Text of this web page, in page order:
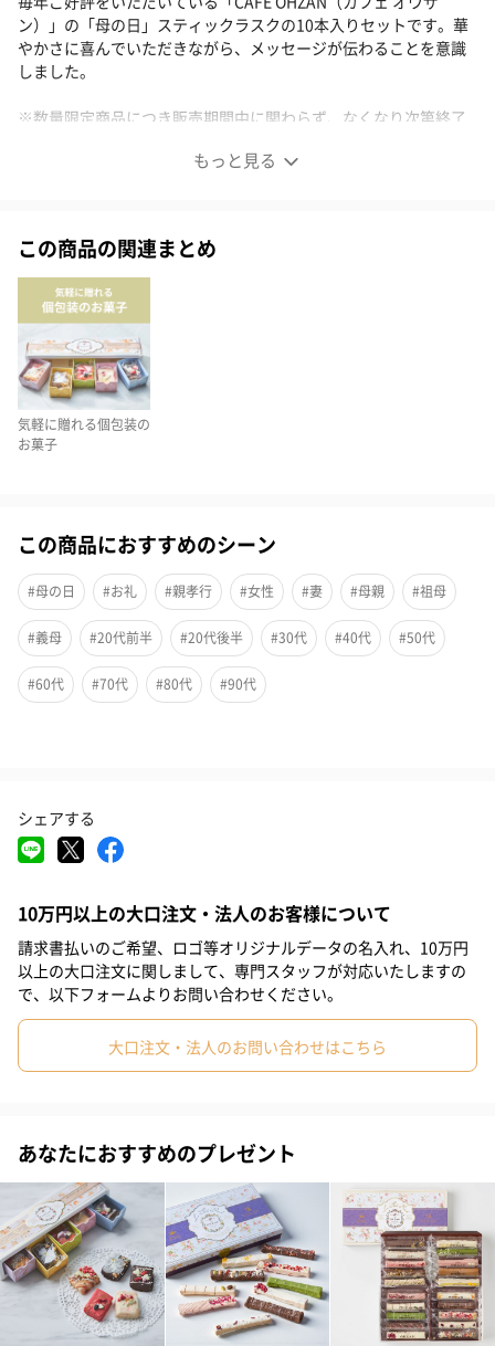
もっと見る
ン）」の「母の日」スティックラスクの10本入りセットです。華
やかさに喜んでいただきながら、メッセージが伝わることを意識
しました。
※数量限定商品につき販売期間中に関わらず、なくなり次第終了
2026年の母の日限定商品です
感謝の気持ちをたくさん詰め込んだギフト。
頂いた時、箱開ける時、何度も喜んでいただける華やかなものに
しました！
母の日の贈り物として定番となるお花。リビングや寝室、玄関
に、一輪花があるだけで日常がぱっと華やぎます。
などの花々を用いたデザインでラスクをお作りしました。
※画像のパッケージへの掛け紙は納品時期によってない商品もご
ざいます。
幅広い味が楽しめる、おすすめのセット
メレンゲでおつくりしたバラの花、ハートチョコレートのトッピ
ング、オレンジやイチジク、ラズベリーなどのドライフルーツ
かな色彩と繊細なデコレーションが特徴です。
嬉しい個包装
箱を開けた瞬間、思わず笑顔がこぼれます。味やデザインもひと
「Merci maman」（マシェリママン）
家族と過ごす母の日、父と過ごす母の日、遠くで一人過でごす場
合も。
いろいろな母の日がありますが、頂く母も、贈る方も、感謝と嬉
この商品の関連まとめ
気軽に贈れる個包装の
お菓子
この商品におすすめのシーン
#母の日 #お礼 #親孝行 #女性 #妻 #母親 #祖母
#義母 #20代前半 #20代後半 #30代 #40代 #50代
#60代 #70代 #80代 #90代
シェアする
10万円以上の大口注文・法人のお客様について
請求書払いのご希望、ロゴ等オリジナルデータの名入れ、10万円
以上の大口注文に関しまして、専門スタッフが対応いたしますの
で、以下フォームよりお問い合わせください。
大口注文・法人のお問い合わせはこちら
あなたにおすすめのプレゼント